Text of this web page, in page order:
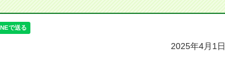
障害福祉
保健・医療
2025年4月1日